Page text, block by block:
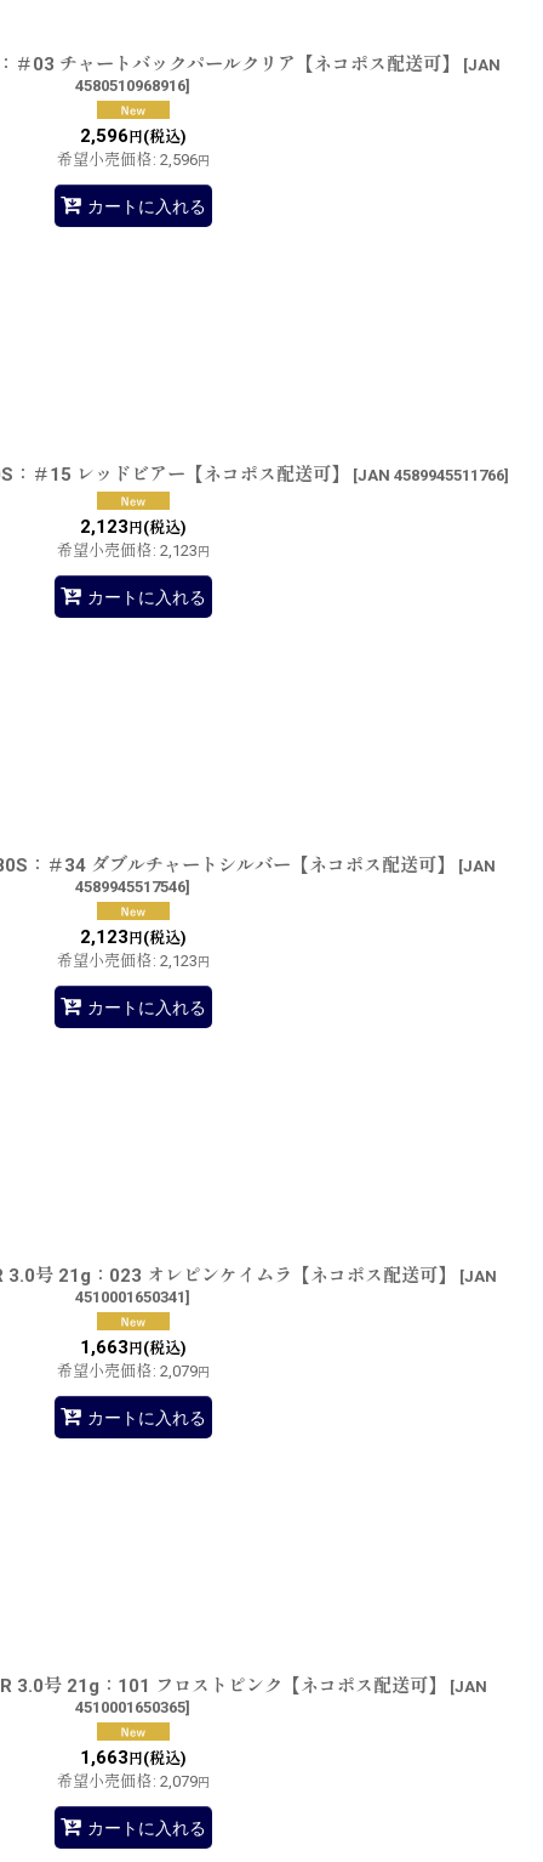
＃03 チャートバックパールクリア【ネコポス配送可】 [JAN
4580510968916]
2,596 円(税込)
希望小売価格: 2,596円
カートに入れる
：＃15 レッドビアー【ネコポス配送可】 [JAN 4589945511766]
2,123 円(税込)
希望小売価格: 2,123 円
カートに入れる
：＃34 ダブルチャートシルバー【ネコポス配送可】 [JAN
4589945517546]
2,123 円(税込)
希望小売価格: 2,123 円
カートに入れる
号 21g：023 オレピンケイムラ【ネコポス配送可】 [JAN
4510001650341]
1,663 円(税込)
希望小売価格: 2,079円
カートに入れる
3.0号 21g：101 フロストピンク【ネコポス配送可】 [JAN
4510001650365]
1,663 円(税込)
希望小売価格: 2,079円
カートに入れる